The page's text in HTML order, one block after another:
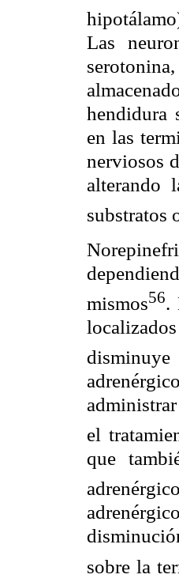
Las
hendidura
en las
nerviosos
alterando
substratos
mismos56.
el
que
sobre la